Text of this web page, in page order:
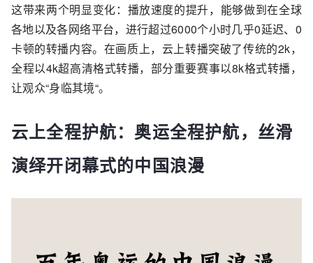
这带来两个明显变化：播放速度的提升，能够做到在全球
各地以及各网络平台，进行超过6000个小时几乎0延迟、0
卡顿的转播内容。在画质上，云上转播突破了传统的2k，
全程以4k超高清格式转播，部分重要赛事以8k格式转播，
让观众“身临其境“。
云上全程护航：奥运全程护航，丝滑
演绎开闭幕式的中国浪漫